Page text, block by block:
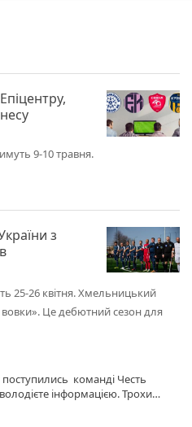
9-10 травня.
з
25-26 квітня. Хмельницький
вовки». Це дебютний сезон для
команді Честь
інформацією. Трохи